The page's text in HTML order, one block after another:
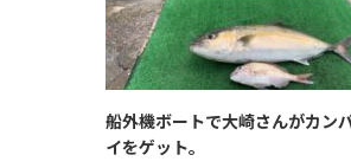
船外機ボートで大崎さんがカン
イをゲット。